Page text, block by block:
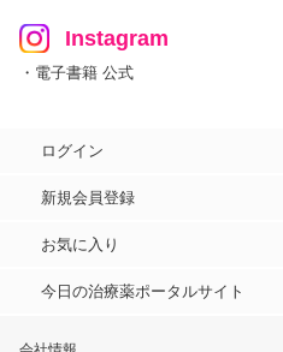
Instagram
・電子書籍 公式
ログイン
新規会員登録
お気に入り
今日の治療薬ポータルサイト